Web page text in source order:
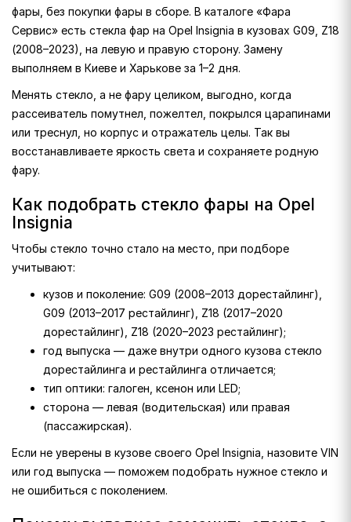
фары, без покупки фары в сборе. В каталоге «Фара
Сервис» есть стекла фар на Opel Insignia в кузовах G09, Z18
(2008–2023), на левую и правую сторону. Замену
выполняем в Киеве и Харькове за 1–2 дня.
Менять стекло, а не фару целиком, выгодно, когда
рассеиватель помутнел, пожелтел, покрылся царапинами
или треснул, но корпус и отражатель целы. Так вы
восстанавливаете яркость света и сохраняете родную
фару.
Как подобрать стекло фары на Opel
Insignia
Чтобы стекло точно стало на место, при подборе
учитывают:
кузов и поколение: G09 (2008–2013 дорестайлинг),
G09 (2013–2017 рестайлинг), Z18 (2017–2020
дорестайлинг), Z18 (2020–2023 рестайлинг);
год выпуска — даже внутри одного кузова стекло
дорестайлинга и рестайлинга отличается;
тип оптики: галоген, ксенон или LED;
сторона — левая (водительская) или правая
(пассажирская).
Если не уверены в кузове своего Opel Insignia, назовите VIN
или год выпуска — поможем подобрать нужное стекло и
не ошибиться с поколением.